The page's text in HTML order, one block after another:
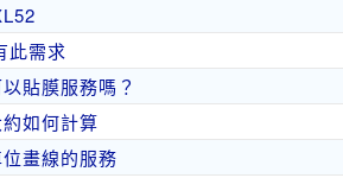
此需求
貼膜服務嗎？
如何計算
畫線的服務